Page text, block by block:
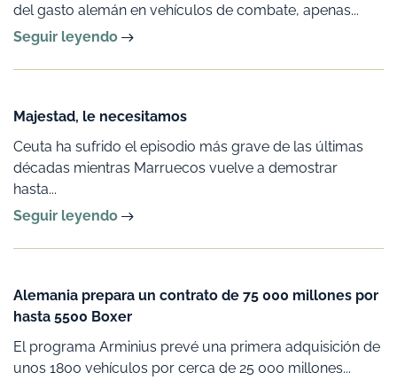
del gasto alemán en vehículos de combate, apenas...
Seguir leyendo
Majestad, le necesitamos
Ceuta ha sufrido el episodio más grave de las últimas
décadas mientras Marruecos vuelve a demostrar
hasta...
Seguir leyendo
Alemania prepara un contrato de 75 000 millones por
hasta 5500 Boxer
El programa Arminius prevé una primera adquisición de
unos 1800 vehículos por cerca de 25 000 millones...